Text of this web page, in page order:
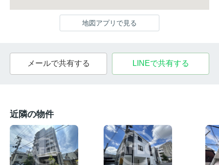
地図アプリで見る
メールで共有する LINEで共有する
近隣の物件